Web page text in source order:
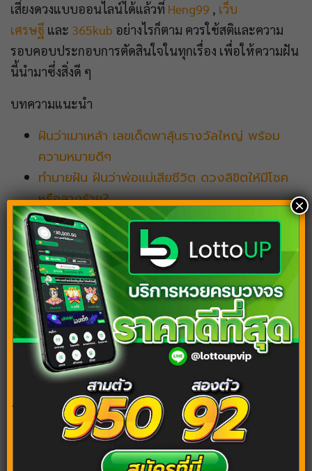
เสี่ยงดวงแบบออนไลน์ได้แล้วที่ Heng99 , เว็บ
เศรษฐี และ 365kub อย่างไรก็ตาม ควรใช้สติและความ
รอบคอบประกอบการตัดสินใจในทุกเรื่อง เพื่อให้ความฝัน
นี้นำมาซึ่งสิ่งดี ๆ
บทความแนะนำ
ฝันว่าเมาเหล้า เลขเด็ดพาลุ้นรางวัลใหญ่ พร้อม
ความหมายดีๆ
ทำนายฝัน ฝันว่าพ่อแม่เสียชีวิต ดวงลิขิตให้มีโชค
หรือลางร้าย?
ฝันเห็นงูเลื้อยมาหา แปลว่าอะไร เลขเด็ดทำนายฝัน
งวดนี้!
ฝันว่าตกนรก จะเสียทรัยพ์หรือรับโชคกันแน่ พร้อม
เลขเด็ดแม่นๆ
ฝันว่าติดเกาะ ฝันแบบนี้จะได้รับทรัพย์หรือไม่ ต้อง
ไปดู
Tags: ทำนายฝันเลขเด็ด
เลขเด็ด
เลขเด็ดทำนายฝัน
×